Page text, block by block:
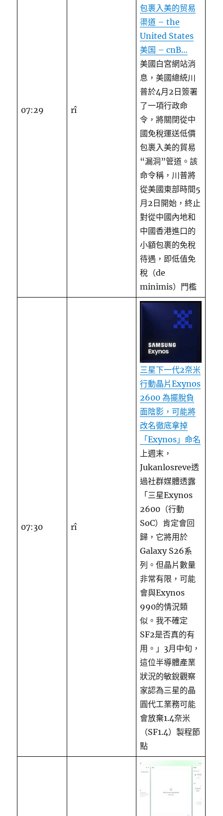
07:29 rî
包裹入美的贸易
渠道 – the
United States
美国 – cnB…
美國白宮網站消
息，美國總統川
普於4月2日簽署
了一項行政命
令，將關閉從中
國免稅運送低價
包裹入美的貿易
“漏洞”管道。該
命令稱，川普將
從美國東部時間5
月2日開始，終止
對從中國內地和
中國香港進口的
小額包裹的免稅
待遇，即低值免
稅（de
minimis）門檻
07:30 rî
三星下一代2奈米
行動晶片Exynos
2600 為擺脫負
面陰影，可能將
改名徹底拿掉
「Exynos」命名
上週末，
Jukanlosreve透
過社群媒體透露
「三星Exynos
2600（行動
SoC）肯定會回
歸，它將用於
Galaxy S26系
列。但晶片數量
非常有限，可能
會與Exynos
990的情況類
似。我不確定
SF2是否真的有
用。」3月中旬，
這位半導體產業
狀況的敏銳觀察
家認為三星的晶
圓代工業務可能
會放棄1.4奈米
（SF1.4）製程節
點